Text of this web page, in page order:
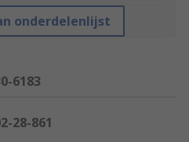
onderdelenlijst
6183
28-861